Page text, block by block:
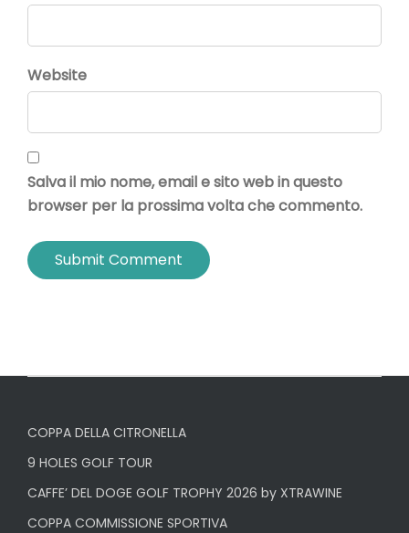
Website
Salva il mio nome, email e sito web in questo
browser per la prossima volta che commento.
COPPA DELLA CITRONELLA
9 HOLES GOLF TOUR
CAFFE’ DEL DOGE GOLF TROPHY 2026 by XTRAWINE
COPPA COMMISSIONE SPORTIVA